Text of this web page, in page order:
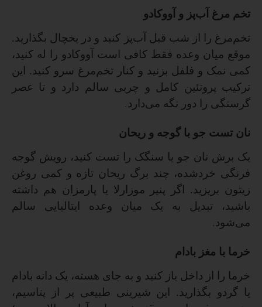
تخم مرغ آب‌پز و آووکادو
تخم‌مرغ را از شب قبل آب‌پز کنید و در یخچال بگذارید.
موقع میان وعده فقط کافی است آووکادو را له کنید،
کمی نمک و فلفل بزنید و کنار تخم‌مرغ سرو کنید. این
ترکیب پروتئین کامل و چربی سالم دارد و تا عصر
گرسنگی را دور نگه می‌دارد .
نان تست جو با گوجه و ریحان
یک برش نان جو یا سنگک را تست کنید، رویش گوجه
فرنگی خردشده، چند برگ ریحان تازه و کمی روغن
زیتون بریزید. اگر پنیر موزارلا یا پارمزان هم داشته
باشید، تبدیل به یک میان وعده ایتالیایی سالم
می‌شود .
خرما با مغز بادام
خرما را از داخل باز کنید و به جای هسته، یک دانه بادام
یا گردو بگذارید. این شیرینی طبیعی پر از پتاسیم،